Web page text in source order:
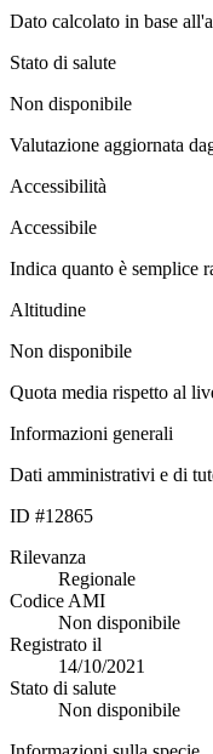
Dato calcolato in base
Stato di salute
Non disponibile
Valutazione aggiornata
Accessibilità
Accessibile
Indica quanto è semplice
Altitudine
Non disponibile
Quota media rispetto al
Informazioni generali
Dati amministrativi e di
ID #12865
Rilevanza
Regionale
Codice AMI
Non disponibile
Registrato il
14/10/2021
Stato di salute
Non disponibile